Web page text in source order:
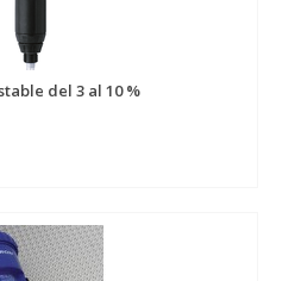
del 3 al 10 %